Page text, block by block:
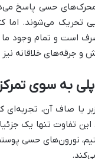
حسی پاسخ
تحریک می‌شوند.
است و تمام وجود
و جرقه‌های خلاقانه
به سوی
یا صاف آن،
تفاوت تنها یک
نورون‌های حسی